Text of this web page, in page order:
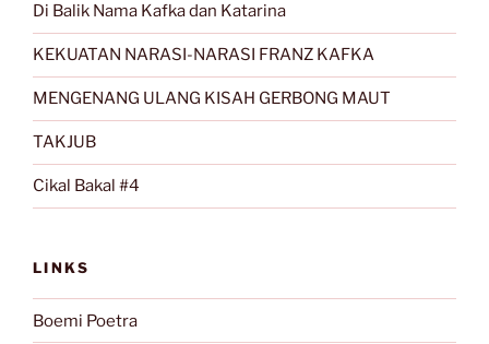
Di Balik Nama Kafka dan Katarina
KEKUATAN NARASI-NARASI FRANZ KAFKA
MENGENANG ULANG KISAH GERBONG MAUT
TAKJUB
Cikal Bakal #4
LINKS
Boemi Poetra